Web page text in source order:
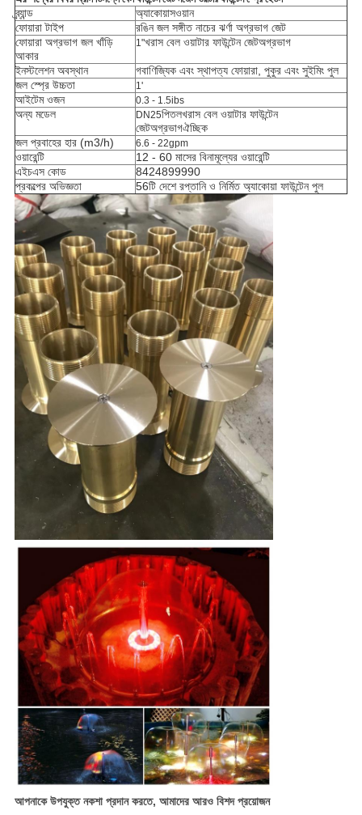
ব্র্যান্ড
অ্যাকোয়াসওয়ান
ফোয়ারা টাইপ
রঙিন জল সঙ্গীত নাচের ঝর্ণা অগ্রভাগ জেট
ফোয়ারা অগ্রভাগ জল খাঁড়ি
আকার
1"খরাস বেল ​​ওয়াটার ফাউন্টেন জেটঅগ্রভাগ
ইনস্টলেশন অবস্থান গবাণিজ্যিক এবং স্থাপত্য ফোয়ারা, পুকুর এবং সুইমিং পুল
জল স্প্রে উচ্চতা
1'
আইটেম ওজন 0.3 - 1.5ibs
অন্য মডেল DN25পিতলখরাস বেল ​​ওয়াটার ফাউন্টেন
জেটঅগ্রভাগঐচ্ছিক
জল প্রবাহের হার (m3/h)
6.6 - 22gpm
ওয়ারেন্টি
12 - 60 মাসের বিনামূল্যের ওয়ারেন্টি
এইচএস কোড
8424899990
প্রকল্পের অভিজ্ঞতা
56টি দেশে রপ্তানি ও নির্মিত অ্যাকোয়া ফাউন্টেন পুল
আপনাকে উপযুক্ত নকশা প্রদান করতে, আমাদের আরও বিশদ প্রয়োজন